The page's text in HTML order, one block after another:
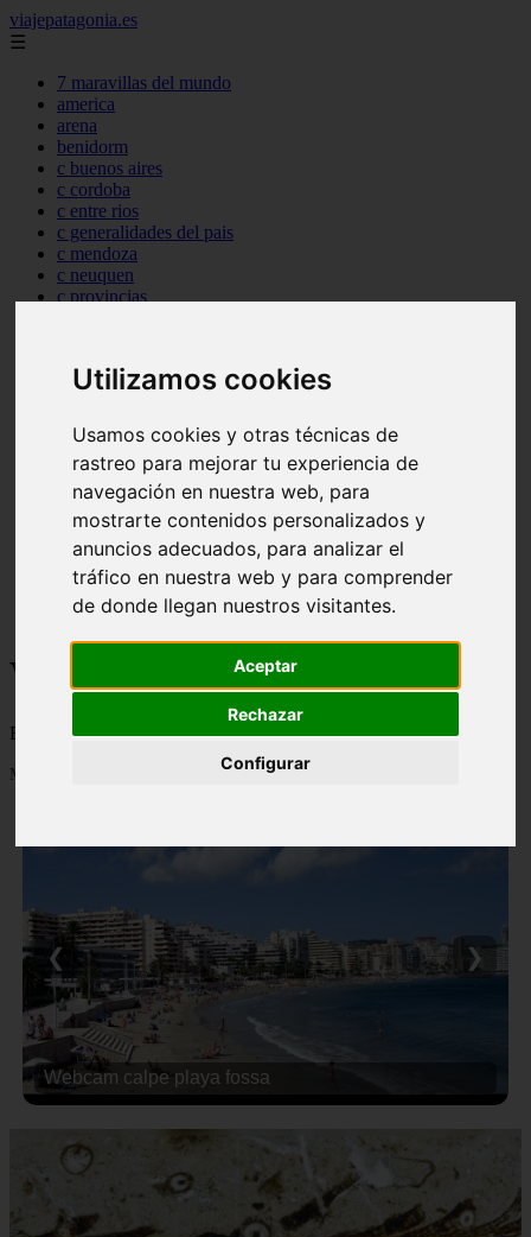
Utilizamos cookies
Usamos cookies y otras técnicas de
rastreo para mejorar tu experiencia de
navegación en nuestra web, para
mostrarte contenidos personalizados y
anuncios adecuados, para analizar el
tráfico en nuestra web y para comprender
de donde llegan nuestros visitantes.
Aceptar
Rechazar
Configurar
viajepatagonia.es
☰
7 maravillas del mundo
america
arena
benidorm
c buenos aires
c cordoba
c entre rios
c generalidades del pais
c mendoza
c neuquen
c provincias
c tucuman
carmen
category
destinos
gijon
lanzarote
live
monumentos
naturaleza
san
tenerife
Viajes a la Patagonia
Blog sobre la Patagonia en particular y sobre turismo en general
Mostrando 1 - 24 de 479 artículos
Webcam calpe playa fossa
❮ ❯